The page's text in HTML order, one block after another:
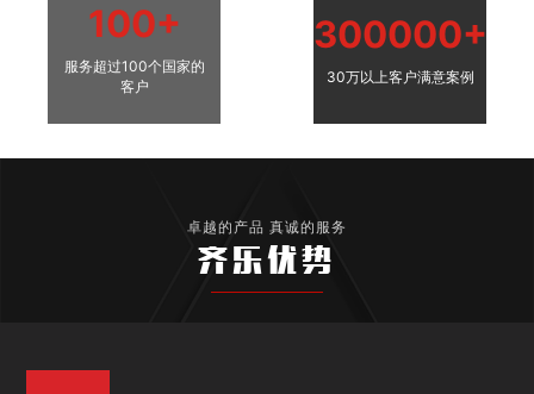
100+
服务超过100个国家的
客户
300000+
30万以上客户满意案例
卓越的产品 真诚的服务
齐乐优势